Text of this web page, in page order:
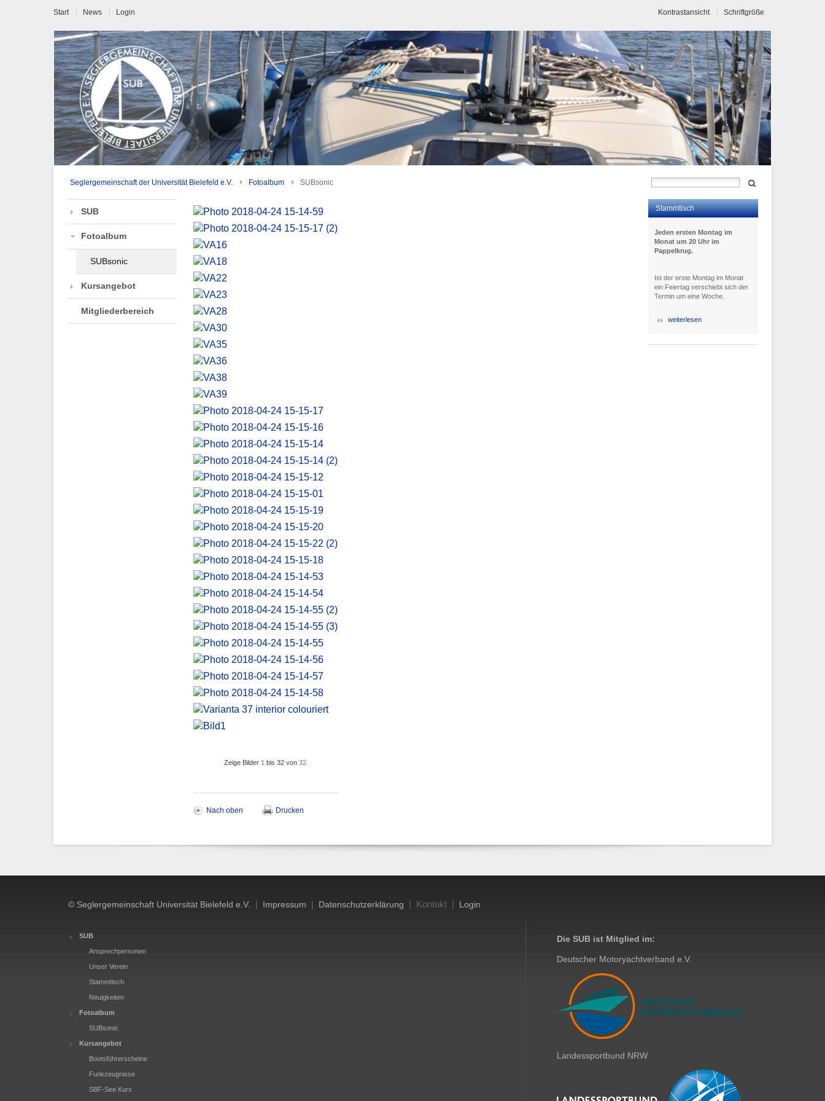
Start News Login Kontrastansicht Schriftgröße
Seglergemeinschaft der Universität Bielefeld e.V. Fotoalbum SUBsonic
SUB
Fotoalbum
SUBsonic
Kursangebot
Mitgliederbereich
Zeige Bilder 1 bis32 von32
Nach oben Drucken
Stammtisch
Jeden ersten Montag im
Monat um 20 Uhr im
Pappelkrug.
Ist der erste Montag im Monat
ein Feiertag verschiebt sich der
Termin um eine Woche.
weiterlesen
© Seglergemeinschaft Universität Bielefeld e.V. | Impressum | Datenschutzerklärung | Kontakt | Login
SUB
Ansprechpersonen
Unser Verein
Stammtisch
Neuigkeiten
Fotoalbum
SUBsonic
Kursangebot
Bootsführerscheine
Funkzeugnisse
SBF-See Kurs
Die SUB ist Mitglied im:
Deutscher Motoryachtverband e.V.
Landessportbund NRW